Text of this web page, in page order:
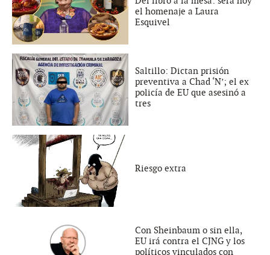
el homenaje a Laura
Esquivel
Saltillo: Dictan prisión
preventiva a Chad ‘N’; el ex
policía de EU que asesinó a
tres
Riesgo extra
Con Sheinbaum o sin ella,
EU irá contra el CJNG y los
políticos vinculados con